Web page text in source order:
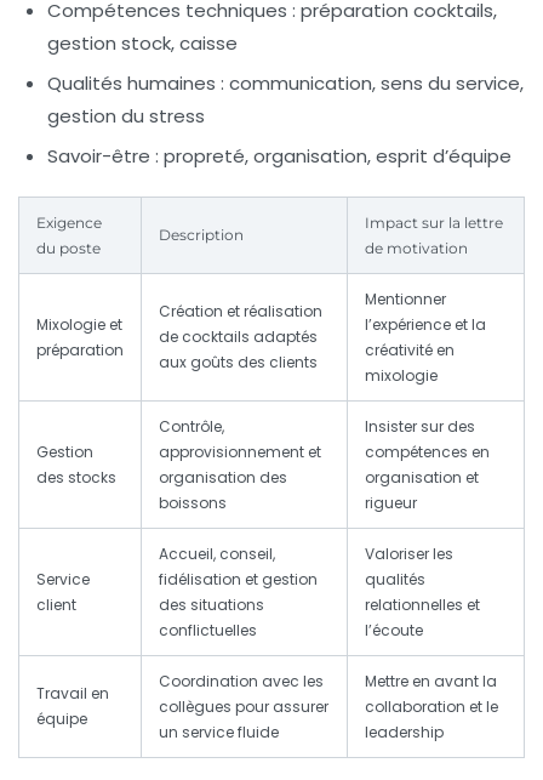
Compétences techniques : préparation cocktails,
gestion stock, caisse
Qualités humaines : communication, sens du service,
gestion du stress
Savoir-être : propreté, organisation, esprit d’équipe
Exigence
du poste
Description
Impact sur la lettre
de motivation
Mixologie et
préparation
Création et réalisation
de cocktails adaptés
aux goûts des clients
Mentionner
l’expérience et la
créativité en
mixologie
Gestion
des stocks
Contrôle,
approvisionnement et
organisation des
boissons
Insister sur des
compétences en
organisation et
rigueur
Service
client
Accueil, conseil,
fidélisation et gestion
des situations
conflictuelles
Valoriser les
qualités
relationnelles et
l’écoute
Travail en
équipe
Coordination avec les
collègues pour assurer
un service fluide
Mettre en avant la
collaboration et le
leadership